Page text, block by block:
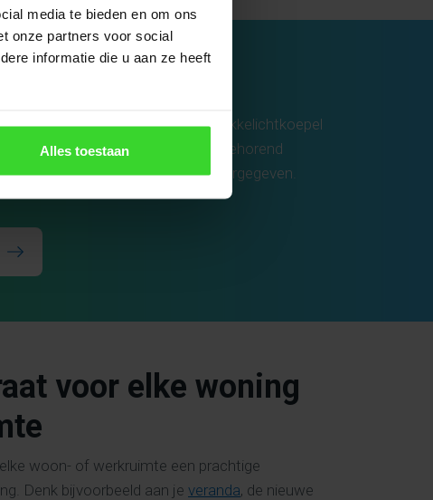
media te bieden en om ons
onze partners voor social
informatie die u aan ze heeft
Alles toestaan
Lichtstraten. De geïsoleerde Vlakkelichtkoepel
Alle maatvoeringen inclusief bijbehorend
in een overzichtelijke tabel weergegeven.
voor elke woning
woon- of werkruimte een prachtige
Denk bijvoorbeeld aan je veranda, de nieuwe